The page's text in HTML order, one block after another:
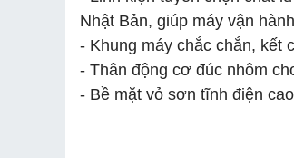
Nhật Bản, giúp máy vận
- Khung máy chắc chắn, kết
- Thân động cơ đúc nhôm
- Bề mặt vỏ sơn tĩnh điện